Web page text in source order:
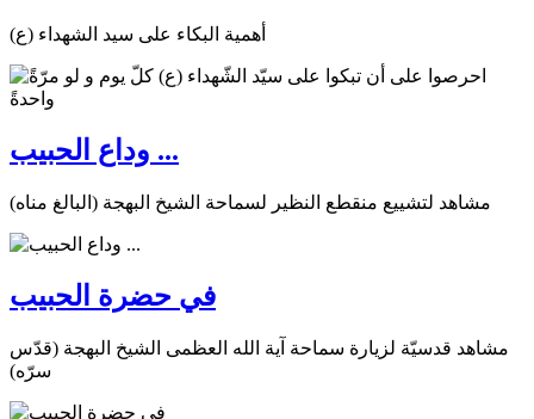
أهمية البكاء على سيد الشهداء (ع)
وداع الحبيب ...
مشاهد لتشييع منقطع النظير لسماحة الشيخ البهجة (البالغ مناه)
في حضرة الحبيب
مشاهد قدسيّة لزيارة سماحة آية الله العظمى الشيخ البهجة (قدّس
سرّه)